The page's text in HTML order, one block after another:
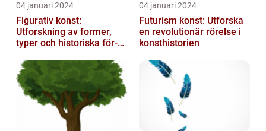
04 januari 2024
Figurativ konst:
Utforskning av former,
typer och historiska för-
04 januari 2024
Futurism konst: Utforska
en revolutionär rörelse i
konsthistorien